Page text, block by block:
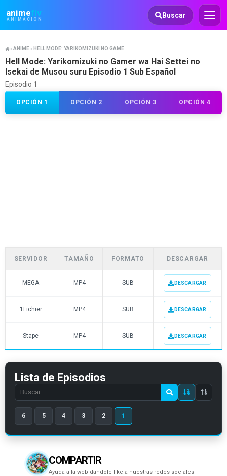
animeflv
ANIMACIÓN
Animeflv Buscar
ANIME HELL MODE: YARIKOMIZUKI NO GAMER WA HAI SETTEI NO ISEKAI DE MUSOU
Hell Mode: Yarikomizuki no Gamer wa Hai Settei no
Isekai de Musou suru Episodio 1 Sub Español
Episodio 1
OPCIÓN 1 OPCIÓN 2 OPCIÓN 3 OPCIÓN 4
SERVIDOR TAMAÑO FORMATO DESCARGAR
MEGA MP4 SUB DESCARGAR
1Fichier MP4 SUB DESCARGAR
Stape MP4 SUB DESCARGAR
Lista de Episodios
Search
episode
number
6 5 4 3 2 1
COMPARTIR
Ayuda a la web dandole like a nuestras redes sociales